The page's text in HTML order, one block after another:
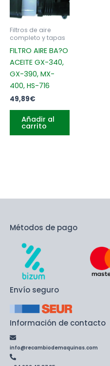
Filtros de aire
completo y tapas
FILTRO AIRE BA?O
ACEITE GX-340,
GX-390, MX-
400, HS-716
49,89€
Añadir al
carrito
Métodos de pago
Envío seguro
Información de contacto
info@recambiodemaquinas.com